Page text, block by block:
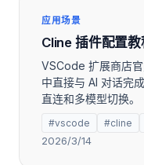
应用场景
Cline 插件配置教
VSCode 扩展商店
中直接与 AI 对话完
直连和多模型切换。
#vscode #cline
2026/3/14